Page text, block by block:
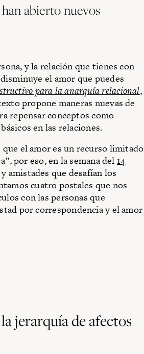
abierto nuevos
y la relación que tienes con
el amor que puedes
para la anarquía relacional,
propone maneras nuevas de
repensar conceptos como
en las relaciones.
el amor es un recurso limitado
por eso, en la semana del 14
amistades que desafían los
cuatro postales que nos
con las personas que
por correspondencia y el amor
jerarquía de afectos